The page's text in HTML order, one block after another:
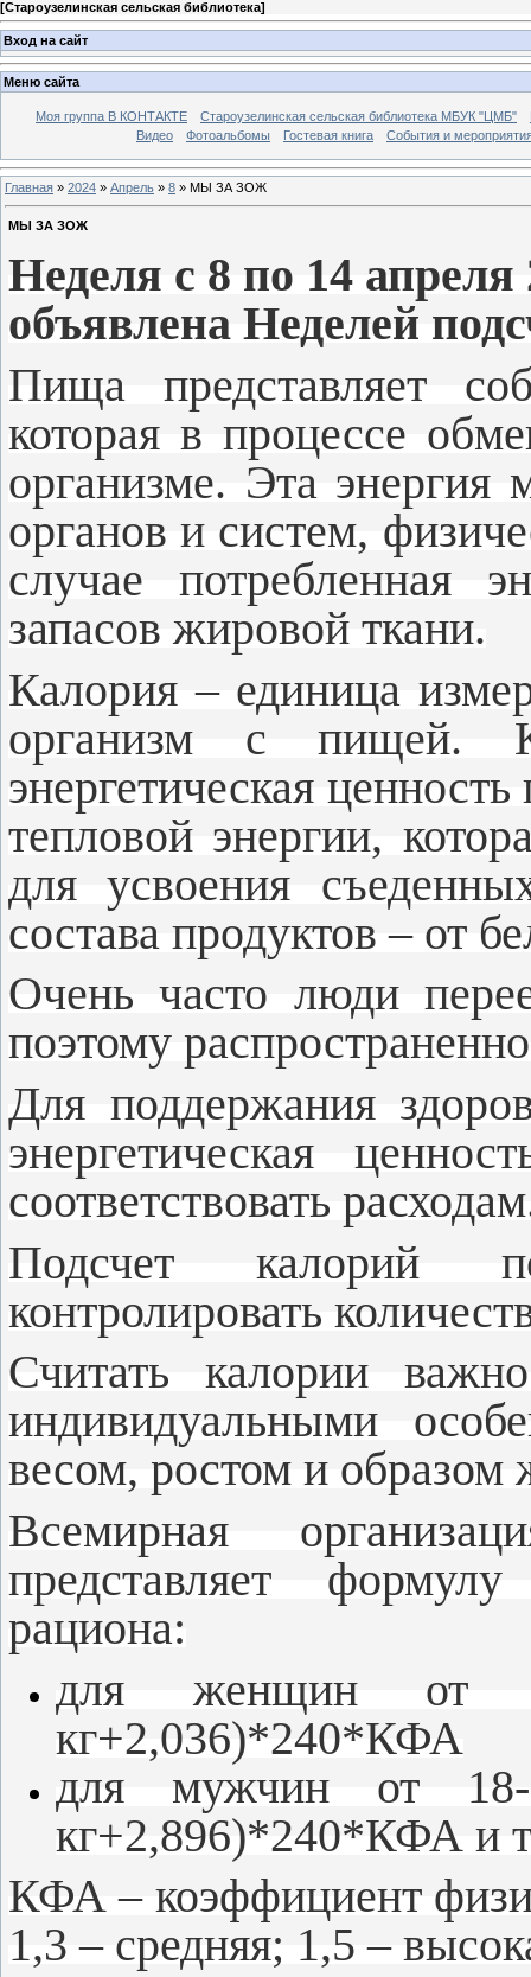
[Староузелинская сельская библиотека]
Вход на сайт
Меню сайта
Моя группа В КОНТАКТЕ Староузелинская сельская библиотека МБУК "ЦМБ"
Видео
Фотоальбомы Гостевая книга События и
Главная » 2024 » Апрель » 8 » МЫ ЗА ЗОЖ
МЫ ЗА ЗОЖ
Неделя с 8 по 14 апреля
объявлена Неделей
Пища представляет
которая в процессе
организме. Эта энергия
органов и систем,
случае потребленная
запасов жировой ткани.
Калория – единица
организм с пищей.
энергетическая
тепловой энергии,
для усвоения
состава продуктов – от
Очень часто люди
поэтому
Для поддержания
энергетическая
соответствовать
Подсчет калорий
контролировать
Считать калории
индивидуальными
весом, ростом и образом
Всемирная
представляет
рациона:
для женщин от
кг+2,036)*240*КФА
для мужчин от
кг+2,896)*240*КФА и
КФА – коэффициент
1,3 – средняя; 1,5 –